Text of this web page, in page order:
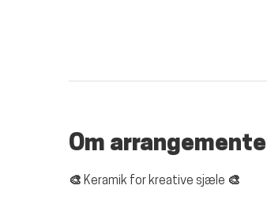
Om
🎨 Keramik for kreative sjæle 🎨